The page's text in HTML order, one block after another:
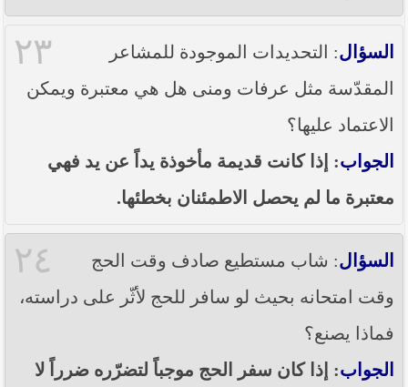
٢٣ السؤال: التحديدات الموجودة للمشاعر
المقدّسة مثل عرفات ومنى هل هي معتبرة ويمكن
الاعتماد عليها؟
الجواب: إذا كانت قديمة مأخوذة يداً عن يد فهي
معتبرة ما لم يحصل الاطمئنان بخطئها.
٢٤ السؤال: شاب مستطيع صادف وقت الحج
وقت امتحانه بحيث لو سافر للحج لأثّر على دراسته،
فماذا يصنع؟
الجواب: إذا كان سفر الحج موجباً لتضرّره ضرراً لا